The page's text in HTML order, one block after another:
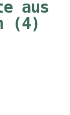
aus
(4)